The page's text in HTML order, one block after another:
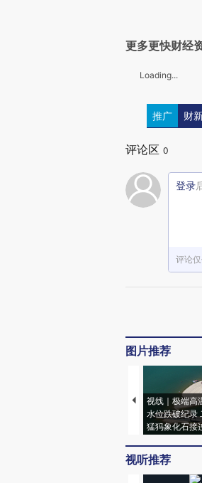
更多更快财经
Loading...
推广 财
评论区 0
登录
评论
图片推荐
视线｜极端高
水位跌破纪录
猛犸象化石接
视听推荐